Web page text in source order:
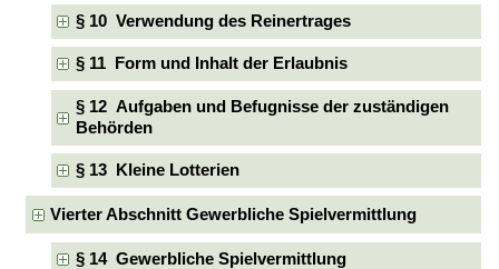
§ 10 Verwendung des Reinertrages
§ 11 Form und Inhalt der Erlaubnis
§ 12 Aufgaben und Befugnisse der zuständigen
Behörden
§ 13 Kleine Lotterien
Vierter Abschnitt Gewerbliche Spielvermittlung
§ 14 Gewerbliche Spielvermittlung